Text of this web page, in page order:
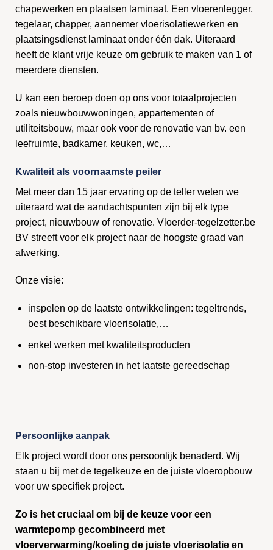
chapewerken en plaatsen laminaat. Een vloerenlegger,
tegelaar, chapper, aannemer vloerisolatiewerken en
plaatsingsdienst laminaat onder één dak. Uiteraard
heeft de klant vrije keuze om gebruik te maken van 1 of
meerdere diensten.
U kan een beroep doen op ons voor totaalprojecten
zoals nieuwbouwwoningen, appartementen of
utiliteitsbouw, maar ook voor de renovatie van bv. een
leefruimte, badkamer, keuken, wc,…
Kwaliteit als voornaamste peiler
Met meer dan 15 jaar ervaring op de teller weten we
uiteraard wat de aandachtspunten zijn bij elk type
project, nieuwbouw of renovatie. Vloerder-tegelzetter.be
BV streeft voor elk project naar de hoogste graad van
afwerking.
Onze visie:
inspelen op de laatste ontwikkelingen: tegeltrends,
best beschikbare vloerisolatie,…
enkel werken met kwaliteitsproducten
non-stop investeren in het laatste gereedschap
Persoonlijke aanpak
Elk project wordt door ons persoonlijk benaderd. Wij
staan u bij met de tegelkeuze en de juiste vloeropbouw
voor uw specifiek project.
Zo is het cruciaal om bij de keuze voor een
warmtepomp gecombineerd met
vloerverwarming/koeling de juiste vloerisolatie en